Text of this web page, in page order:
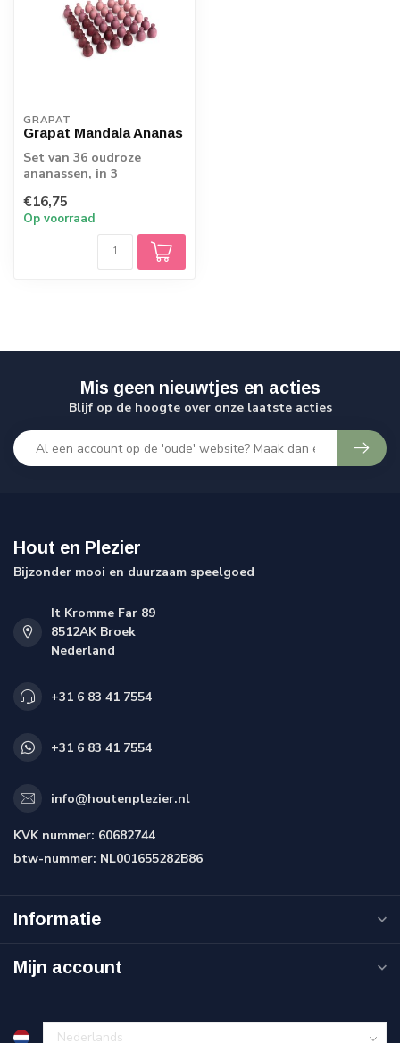
GRAPAT
Grapat Mandala Ananas
Set van 36 oudroze
ananassen, in 3
de mooiste figuren,...
€16,75
Op voorraad
Mis geen nieuwtjes en acties
Blijf op de hoogte over onze laatste acties
Hout en Plezier
Bijzonder mooi en duurzaam speelgoed
It Kromme Far 89
8512AK Broek
Nederland
+31 6 83 41 7554
+31 6 83 41 7554
info@houtenplezier.nl
KVK nummer: 60682744
btw-nummer: NL001655282B86
Informatie
Mijn account